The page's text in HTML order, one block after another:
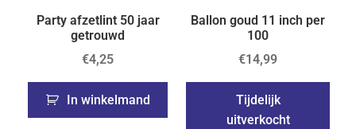
Party afzetlint 50 jaar
getrouwd
€4,25
In winkelmand
Ballon goud 11 inch per
100
€14,99
Tijdelijk
uitverkocht